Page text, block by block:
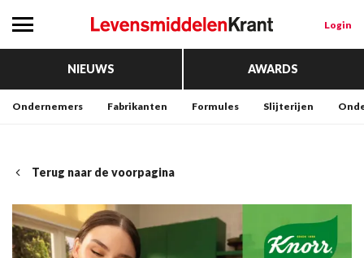
Login
NIEUWS AWARDS
Ondernemers Fabrikanten Formules Slijterijen
Terug naar de voorpagina